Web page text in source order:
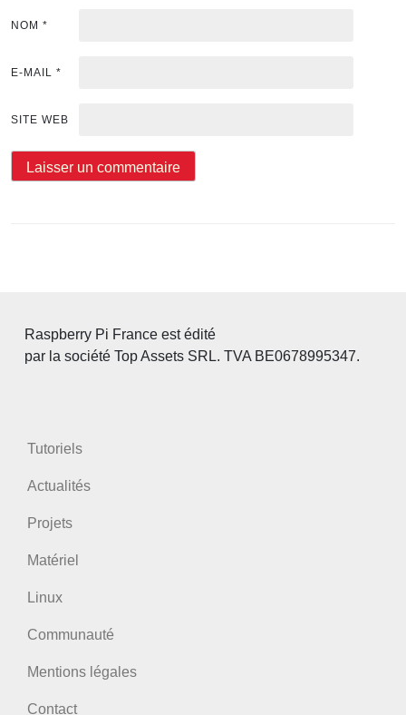
NOM *
E-MAIL *
SITE WEB
Raspberry Pi France est édité
par la société Top Assets SRL. TVA BE0678995347.
Tutoriels
Actualités
Projets
Matériel
Linux
Communauté
Mentions légales
Contact